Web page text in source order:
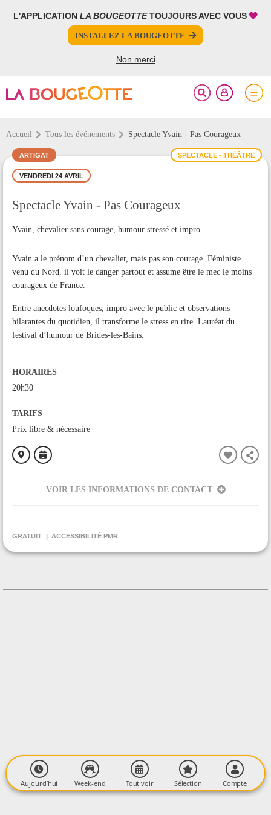
L'APPLICATION LA BOUGEOTTETOUJOURS AVEC VOUS
INSTALLEZ LA BOUGEOTTE
Non merci
Accueil Tous les événements Spectacle Yvain - Pas Courageux
SPECTACLE - THÉÂTRE
ARTIGAT
VENDREDI 24 AVRIL
Spectacle Yvain - Pas Courageux
Yvain, chevalier sans courage, humour stressé et impro.
Yvain a le prénom d’un chevalier, mais pas son courage. Féministe
venu du Nord, il voit le danger partout et assume être le mec le moins
courageux de France.
Entre anecdotes loufoques, impro avec le public et observations
hilarantes du quotidien, il transforme le stress en rire. Lauréat du
festival d’humour de Brides-les-Bains.
HORAIRES
20h30
TARIFS
Prix libre & nécessaire
VOIR LES INFORMATIONS DE CONTACT
GRATUIT ACCESSIBILITÉ PMR
FERMER
PARTAGER
Aujourd’hui Week-end Tout voir Sélection Compte
FERMER
Votre inscription à la newsletter a été effectuée.